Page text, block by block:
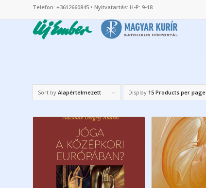
Telefon: +3612660845 • Nyitvatartás: H-P: 9-18
Sort by Alapértelmezett Display 15 Products per page